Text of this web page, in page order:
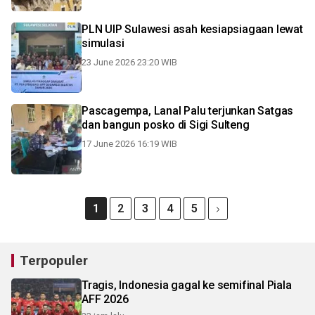
PLN UIP Sulawesi asah kesiapsiagaan lewat
simulasi
23 June 2026 23:20 WIB
Pascagempa, Lanal Palu terjunkan Satgas
dan bangun posko di Sigi Sulteng
17 June 2026 16:19 WIB
1 2 3 4 5
Terpopuler
Tragis, Indonesia gagal ke semifinal Piala
AFF 2026